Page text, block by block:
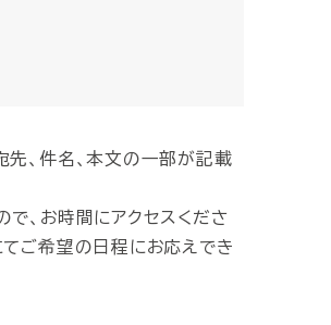
先、件名、本文の一部が記載
、お時間にアクセスくださ
ご希望の日程にお応えでき